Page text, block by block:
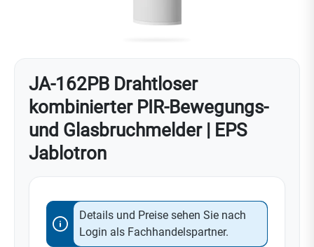
JA-162PB Drahtloser
kombinierter PIR-Bewegungs-
und Glasbruchmelder | EPS
Jablotron
Details und Preise sehen Sie nach
Login als Fachhandelspartner.